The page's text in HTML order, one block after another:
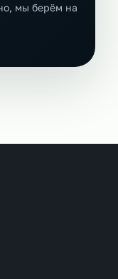
мы берём на